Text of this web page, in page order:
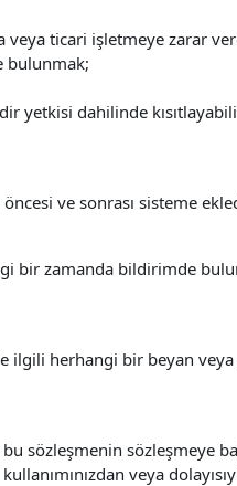
ticari işletmeye zarar
bulunmak;
yetkisi dahilinde
ve sonrası sisteme
bir zamanda bildirimde
ilgili herhangi bir beyan
sözleşmenin sözleşmeye
veya